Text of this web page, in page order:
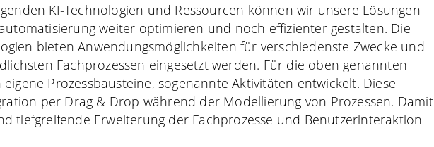
KI-Technologien und Ressourcen können wir unsere Lösungen
weiter optimieren und noch effizienter gestalten. Die
bieten Anwendungsmöglichkeiten für verschiedenste Zwecke und
Fachprozessen eingesetzt werden. Für die oben genannten
Prozessbausteine, sogenannte Aktivitäten entwickelt. Diese
per Drag & Drop während der Modellierung von Prozessen. Damit
tiefgreifende Erweiterung der Fachprozesse und Benutzerinteraktion